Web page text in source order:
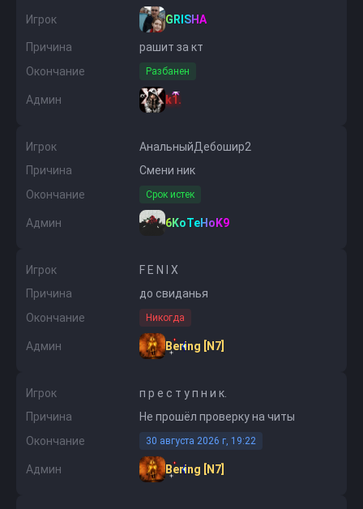
Игрок GRISHA
Причина
рашит за кт
Окончание
Разбанен
Админ k1.
Игрок
АнальныйДебошир2
Причина
Смени ник
Окончание
Срок истек
Админ 6KoTeHoK9
Игрок
F Е N I X
Причина
до свиданья
Окончание
Никогда
Админ Bering [N7]
Игрок
п р е с т у п н и к.
Причина
Не прошёл проверку на читы
Окончание
30 августа 2026 г, 19:22
Админ Bering [N7]